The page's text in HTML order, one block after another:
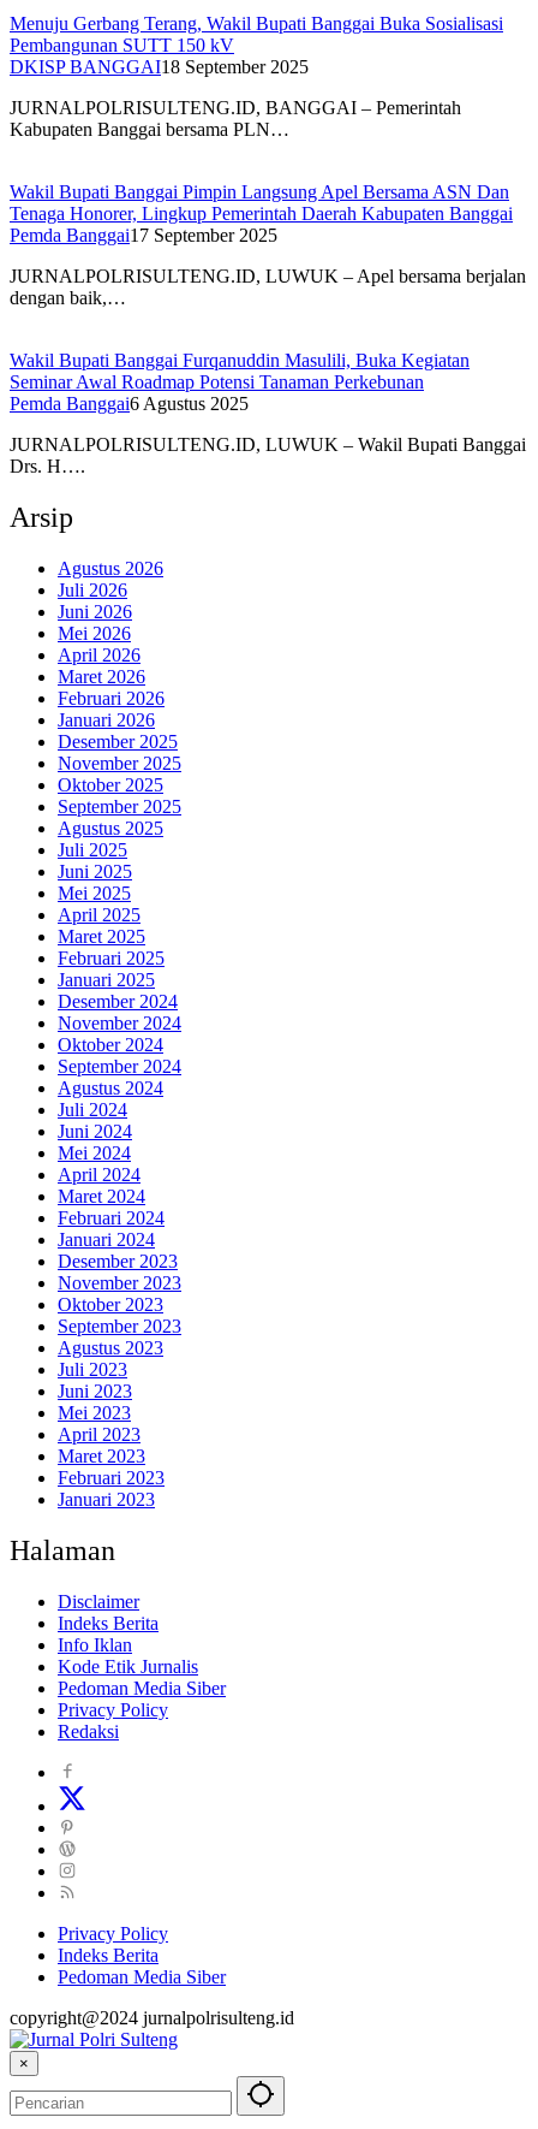
Menuju Gerbang Terang, Wakil Bupati Banggai Buka Sosialisasi
Pembangunan SUTT 150 kV
DKISP BANGGAI18 September 2025
JURNALPOLRISULTENG.ID, BANGGAI – Pemerintah
Kabupaten Banggai bersama PLN…
Wakil Bupati Banggai Pimpin Langsung Apel Bersama ASN Dan
Tenaga Honorer, Lingkup Pemerintah Daerah Kabupaten Banggai
Pemda Banggai17 September 2025
JURNALPOLRISULTENG.ID, LUWUK – Apel bersama berjalan
dengan baik,…
Wakil Bupati Banggai Furqanuddin Masulili, Buka Kegiatan
Seminar Awal Roadmap Potensi Tanaman Perkebunan
Pemda Banggai6 Agustus 2025
JURNALPOLRISULTENG.ID, LUWUK – Wakil Bupati Banggai
Drs. H….
Arsip
Agustus 2026
Juli 2026
Juni 2026
Mei 2026
April 2026
Maret 2026
Februari 2026
Januari 2026
Desember 2025
November 2025
Oktober 2025
September 2025
Agustus 2025
Juli 2025
Juni 2025
Mei 2025
April 2025
Maret 2025
Februari 2025
Januari 2025
Desember 2024
November 2024
Oktober 2024
September 2024
Agustus 2024
Juli 2024
Juni 2024
Mei 2024
April 2024
Maret 2024
Februari 2024
Januari 2024
Desember 2023
November 2023
Oktober 2023
September 2023
Agustus 2023
Juli 2023
Juni 2023
Mei 2023
April 2023
Maret 2023
Februari 2023
Januari 2023
Halaman
Disclaimer
Indeks Berita
Info Iklan
Kode Etik Jurnalis
Pedoman Media Siber
Privacy Policy
Redaksi
Privacy Policy
Indeks Berita
Pedoman Media Siber
copyright@2024 jurnalpolrisulteng.id
×